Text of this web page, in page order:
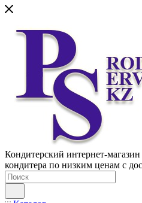
Кондитерский интернет-
кондитера по низким ценам с